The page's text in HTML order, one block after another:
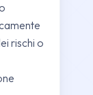
rischi o